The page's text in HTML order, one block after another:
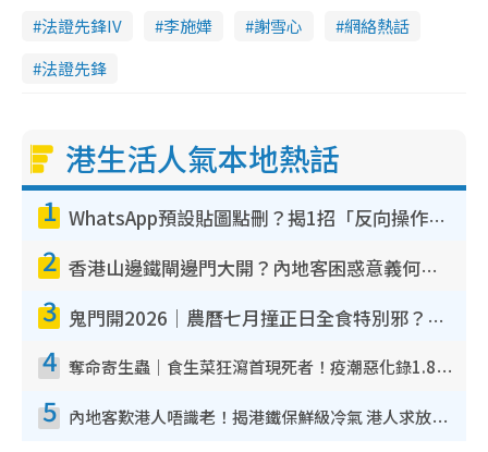
法證先鋒IV 李施嬅 謝雪心
網絡熱話
法證先鋒
港生活人氣本地熱話
1 WhatsApp預設貼圖點刪？揭1招「反向操作」還原簡潔介面 附3步實測教學
2 香港山邊鐵閘邊門大開？內地客困惑意義何在！網民神回覆：呢種叫法理性防禦
3 鬼門開2026｜農曆七月撞正日全食特別邪？專家警告切忌做一事！揭4大禁忌+2招保平安
4 奪命寄生蟲｜食生菜狂瀉首現死者！疫潮惡化錄1.8萬宗病例 揭洗菜3大謬誤
5 內地客歎港人唔識老！揭港鐵保鮮級冷氣 港人求放過：咪投訴